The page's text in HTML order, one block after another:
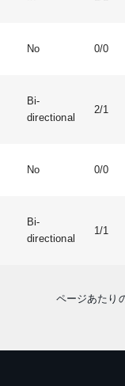
No 0/0
Bi-
directional
2/1
No 0/0
Bi-
directional
1/1
ページあたり